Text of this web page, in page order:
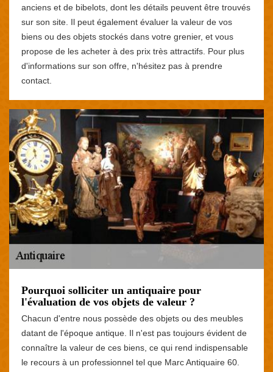
anciens et de bibelots, dont les détails peuvent être trouvés
sur son site. Il peut également évaluer la valeur de vos
biens ou des objets stockés dans votre grenier, et vous
propose de les acheter à des prix très attractifs. Pour plus
d'informations sur son offre, n'hésitez pas à prendre
contact.
Pourquoi solliciter un antiquaire pour
l'évaluation de vos objets de valeur ?
Chacun d'entre nous possède des objets ou des meubles
datant de l'époque antique. Il n'est pas toujours évident de
connaître la valeur de ces biens, ce qui rend indispensable
le recours à un professionnel tel que Marc Antiquaire 60.